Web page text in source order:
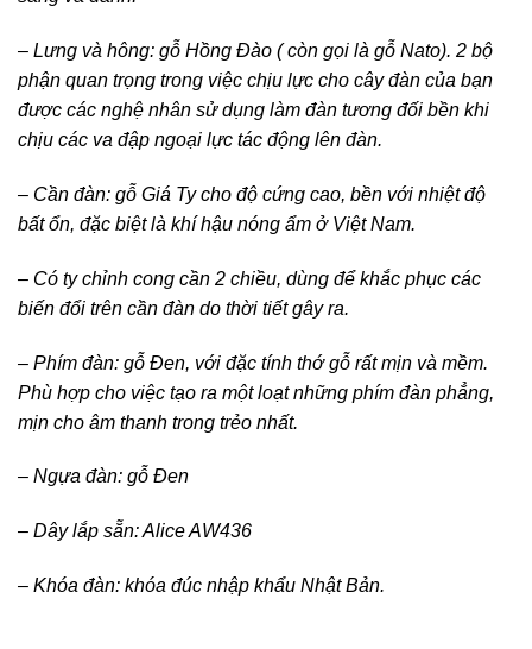
– Lưng và hông: gỗ Hồng Đào ( còn gọi là gỗ Nato). 2 bộ
phận quan trọng trong việc chịu lực cho cây đàn của bạn
được các nghệ nhân sử dụng làm đàn tương đối bền khi
chịu các va đập ngoại lực tác động lên đàn.
– Cần đàn: gỗ Giá Ty cho độ cứng cao, bền với nhiệt độ
bất ổn, đặc biệt là khí hậu nóng ẩm ở Việt Nam.
– Có ty chỉnh cong cần 2 chiều, dùng để khắc phục các
biến đổi trên cần đàn do thời tiết gây ra.
– Phím đàn: gỗ Đen, với đặc tính thớ gỗ rất mịn và mềm.
Phù hợp cho việc tạo ra một loạt những phím đàn phẳng,
mịn cho âm thanh trong trẻo nhất.
– Ngựa đàn: gỗ Đen
– Dây lắp sẵn: Alice AW436
– Khóa đàn: khóa đúc nhập khẩu Nhật Bản.